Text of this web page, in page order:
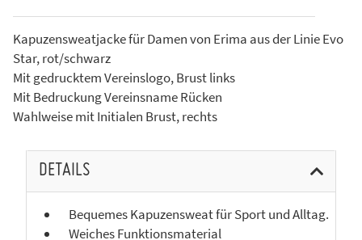
Kapuzensweatjacke für Damen von Erima aus der Linie Evo
Star, rot/schwarz
Mit gedrucktem Vereinslogo, Brust links
Mit Bedruckung Vereinsname Rücken
Wahlweise mit Initialen Brust, rechts
DETAILS
Bequemes Kapuzensweat für Sport und Alltag.
Weiches Funktionsmaterial